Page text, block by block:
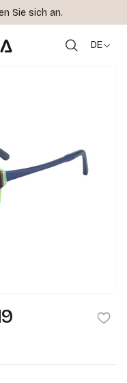
Sie sich an.
DE